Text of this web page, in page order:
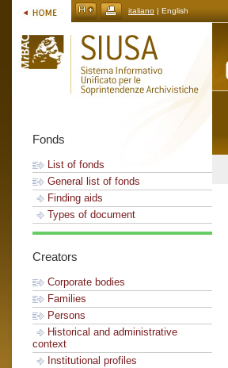
italiano | English
Fonds
List of fonds
General list of fonds
Finding aids
Types of document
Creators
Corporate bodies
Families
Persons
Historical and administrative
context
Institutional profiles